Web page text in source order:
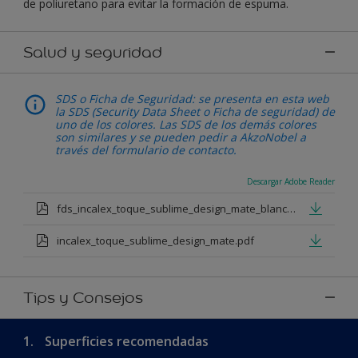
de poliuretano para evitar la formación de espuma.
Salud y seguridad
SDS o Ficha de Seguridad: se presenta en esta web
la SDS (Security Data Sheet o Ficha de seguridad) de
uno de los colores. Las SDS de los demás colores
son similares y se pueden pedir a AkzoNobel a
través del formulario de contacto.
Descargar Adobe Reader
fds_incalex_toque_sublime_design_mate_blanco_y_bases_tintomtricas.pdf
incalex_toque_sublime_design_mate.pdf
Tips y Consejos
1. Superficies recomendadas